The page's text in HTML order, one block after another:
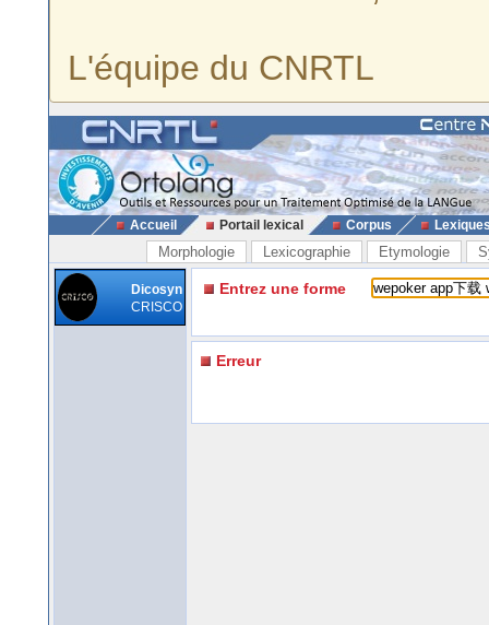
L'équipe du CNRTL
Accueil Portail lexical Corpus
Morphologie Lexicographie Etymologie
Dicosyn
CRISCO
Entrez une forme
Erreur